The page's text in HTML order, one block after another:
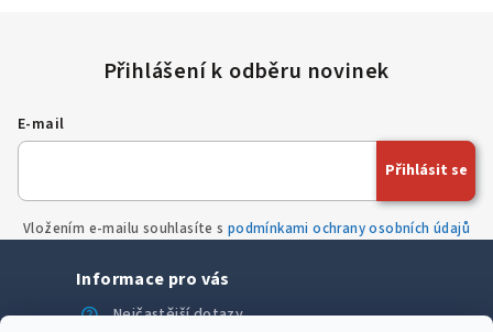
E-mail
Vložením e-mailu souhlasíte s podmínkami ochrany osobních údajů
Přihlásit se
Informace pro vás
help
Nejčastější dotazy